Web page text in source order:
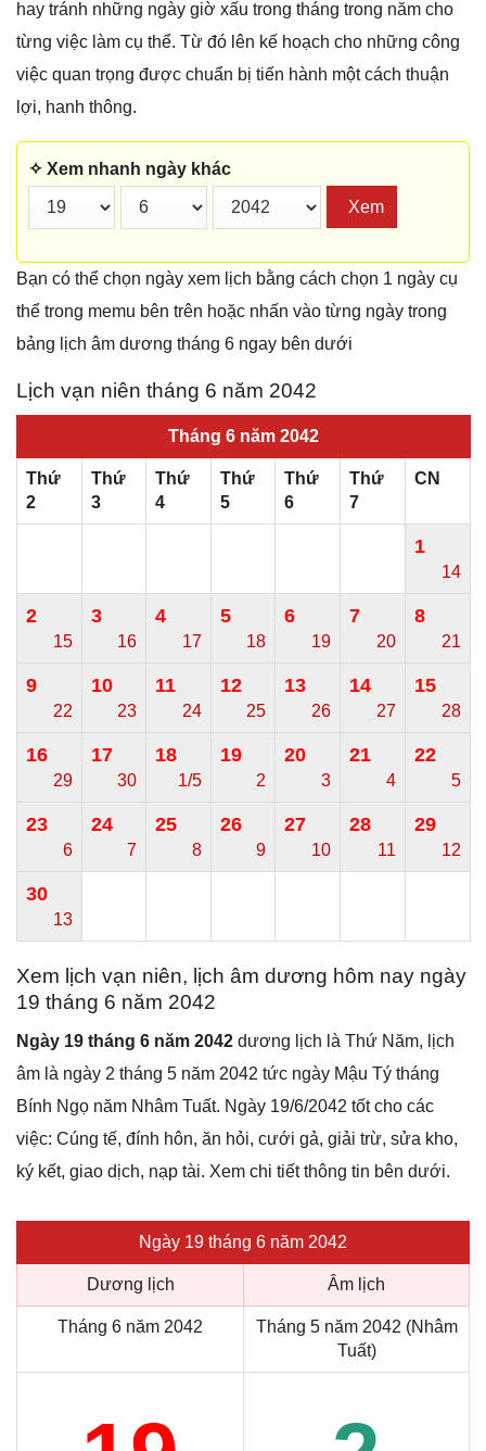
hay tránh những ngày giờ xấu trong tháng trong năm cho
từng việc làm cụ thể. Từ đó lên kế hoạch cho những công
việc quan trọng được chuẩn bị tiến hành một cách thuận
lợi, hanh thông.
✧ Xem nhanh ngày khác
Xem
Bạn có thể chọn ngày xem lịch bằng cách chọn 1 ngày cụ
thể trong memu bên trên hoặc nhấn vào từng ngày trong
bảng lịch âm dương tháng 6 ngay bên dưới
Lịch vạn niên tháng 6 năm 2042
Tháng 6 năm 2042
Thứ
2
Thứ
3
Thứ
4
Thứ
5
Thứ
6
Thứ
7
CN
1
14
2
15
3
16
4
17
5
18
6
19
7
20
8
21
9
22
10
23
11
24
12
25
13
26
14
27
15
28
16
29
17
30
18
1/5
19
2
20
3
21
4
22
5
23
6
24
7
25
8
26
9
27
10
28
11
29
12
30
13
Xem lịch vạn niên, lịch âm dương hôm nay ngày
19 tháng 6 năm 2042
Ngày 19 tháng 6 năm 2042 dương lịch là Thứ Năm, lịch
âm là ngày 2 tháng 5 năm 2042 tức ngày Mậu Tý tháng
Bính Ngọ năm Nhâm Tuất. Ngày 19/6/2042 tốt cho các
việc: Cúng tế, đính hôn, ăn hỏi, cưới gả, giải trừ, sửa kho,
ký kết, giao dịch, nạp tài. Xem chi tiết thông tin bên dưới.
Ngày 19 tháng 6 năm 2042
Dương lịch Âm lịch
Tháng 6 năm 2042
Tháng 5 năm 2042 (Nhâm
Tuất)